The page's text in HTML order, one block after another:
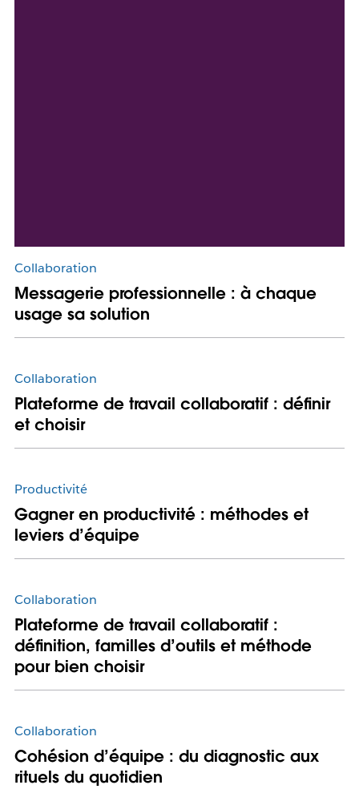
Collaboration
Messagerie professionnelle : à chaque
usage sa solution
Collaboration
Plateforme de travail collaboratif : définir
et choisir
Productivité
Gagner en productivité : méthodes et
leviers d’équipe
Collaboration
Plateforme de travail collaboratif :
définition, familles d’outils et méthode
pour bien choisir
Collaboration
Cohésion d’équipe : du diagnostic aux
rituels du quotidien